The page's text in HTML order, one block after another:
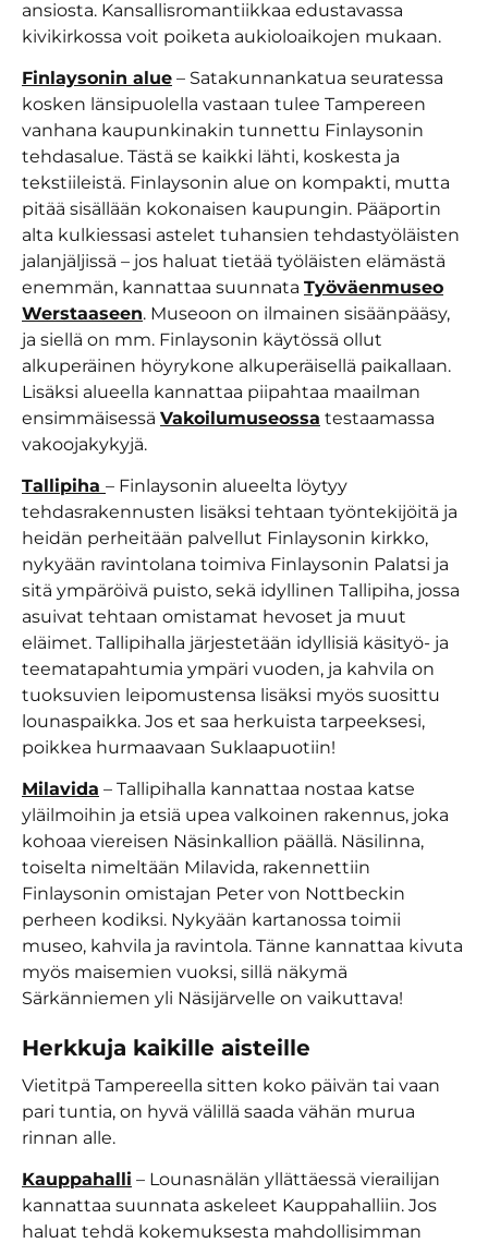
ansiosta. Kansallisromantiikkaa edustavassa
kivikirkossa voit poiketa aukioloaikojen mukaan.
Finlaysonin alue – Satakunnankatua seuratessa
kosken länsipuolella vastaan tulee Tampereen
vanhana kaupunkinakin tunnettu Finlaysonin
tehdasalue. Tästä se kaikki lähti, koskesta ja
tekstiileistä. Finlaysonin alue on kompakti, mutta
pitää sisällään kokonaisen kaupungin. Pääportin
alta kulkiessasi astelet tuhansien tehdastyöläisten
jalanjäljissä – jos haluat tietää työläisten elämästä
enemmän, kannattaa suunnata Työväenmuseo
Werstaaseen. Museoon on ilmainen sisäänpääsy,
ja siellä on mm. Finlaysonin käytössä ollut
alkuperäinen höyrykone alkuperäisellä paikallaan.
Lisäksi alueella kannattaa piipahtaa maailman
ensimmäisessä Vakoilumuseossa testaamassa
vakoojakykyjä.
Tallipiha – Finlaysonin alueelta löytyy
tehdasrakennusten lisäksi tehtaan työntekijöitä ja
heidän perheitään palvellut Finlaysonin kirkko,
nykyään ravintolana toimiva Finlaysonin Palatsi ja
sitä ympäröivä puisto, sekä idyllinen Tallipiha, jossa
asuivat tehtaan omistamat hevoset ja muut
eläimet. Tallipihalla järjestetään idyllisiä käsityö- ja
teematapahtumia ympäri vuoden, ja kahvila on
tuoksuvien leipomustensa lisäksi myös suosittu
lounaspaikka. Jos et saa herkuista tarpeeksesi,
poikkea hurmaavaan Suklaapuotiin!
Milavida – Tallipihalla kannattaa nostaa katse
yläilmoihin ja etsiä upea valkoinen rakennus, joka
kohoaa viereisen Näsinkallion päällä. Näsilinna,
toiselta nimeltään Milavida, rakennettiin
Finlaysonin omistajan Peter von Nottbeckin
perheen kodiksi. Nykyään kartanossa toimii
museo, kahvila ja ravintola. Tänne kannattaa kivuta
myös maisemien vuoksi, sillä näkymä
Särkänniemen yli Näsijärvelle on vaikuttava!
Herkkuja kaikille aisteille
Vietitpä Tampereella sitten koko päivän tai vaan
pari tuntia, on hyvä välillä saada vähän murua
rinnan alle.
Kauppahalli – Lounasnälän yllättäessä vierailijan
kannattaa suunnata askeleet Kauppahalliin. Jos
haluat tehdä kokemuksesta mahdollisimman